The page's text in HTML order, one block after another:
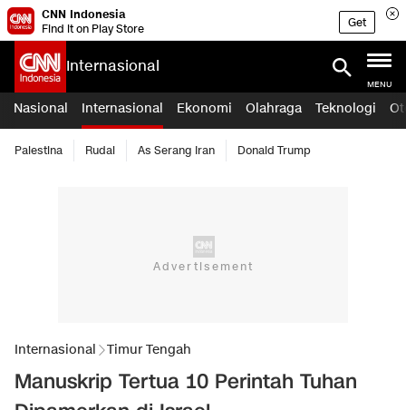
CNN Indonesia
Find it on Play Store
Get
Internasional
MENU
Nasional Internasional Ekonomi Olahraga Teknologi
Palestina Rudal As Serang Iran Donald Trump
Internasional Timur Tengah
Manuskrip Tertua 10 Perintah Tuhan